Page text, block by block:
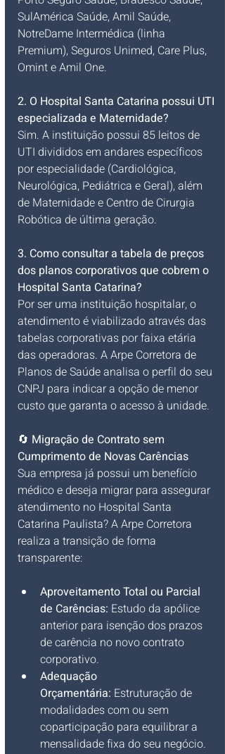
SulAmérica Saúde, Amil Saúde,
NotreDame Intermédica (linha
Premium), Seguros Unimed, Care Plus,
Omint e Amil One.
2. O Hospital Santa Catarina possui UTI
especializada e Maternidade?
Sim. A instituição possui 85 leitos de
UTI divididos em andares específicos
por especialidade (Cardiológica,
Neurológica, Pediátrica e Geral), além
de Maternidade e Centro de Cirurgia
Robótica de última geração.
3. Como consultar a tabela de preços
dos planos corporativos que cobrem o
Hospital Santa Catarina?
Por ser uma instituição hospitalar, o
atendimento é viabilizado através das
tabelas corporativas por faixa etária
das operadoras. A Arpe Corretora de
Planos de Saúde analisa o perfil do seu
CNPJ para indicar a opção de menor
custo que garanta o acesso à unidade.
🔄 Migração de Contrato sem
Cumprimento de Novas Carências
Sua empresa já possui um benefício
médico e deseja migrar para assegurar
atendimento no Hospital Santa
Catarina Paulista? A Arpe Corretora
realiza a transição de forma
transparente:
Aproveitamento Total ou Parcial
de Carências: Estudo da apólice
anterior para isenção dos prazos
de carência no novo contrato
corporativo.
Adequação
Orçamentária: Estruturação de
modalidades com ou sem
coparticipação para equilibrar a
mensalidade fixa do seu negócio.